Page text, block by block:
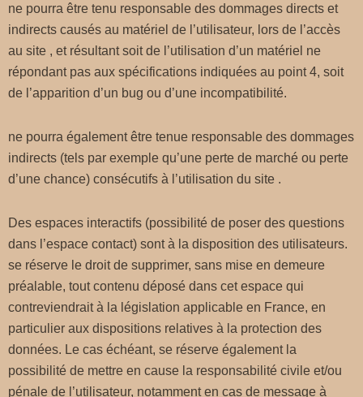
ne pourra être tenu responsable des dommages directs et
indirects causés au matériel de l’utilisateur, lors de l’accès
au site , et résultant soit de l’utilisation d’un matériel ne
répondant pas aux spécifications indiquées au point 4, soit
de l’apparition d’un bug ou d’une incompatibilité.
ne pourra également être tenue responsable des dommages
indirects (tels par exemple qu’une perte de marché ou perte
d’une chance) consécutifs à l’utilisation du site .
Des espaces interactifs (possibilité de poser des questions
dans l’espace contact) sont à la disposition des utilisateurs.
se réserve le droit de supprimer, sans mise en demeure
préalable, tout contenu déposé dans cet espace qui
contreviendrait à la législation applicable en France, en
particulier aux dispositions relatives à la protection des
données. Le cas échéant, se réserve également la
possibilité de mettre en cause la responsabilité civile et/ou
pénale de l’utilisateur, notamment en cas de message à